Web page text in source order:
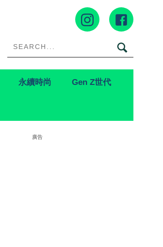
永續時尚 Gen Z世代
廣告